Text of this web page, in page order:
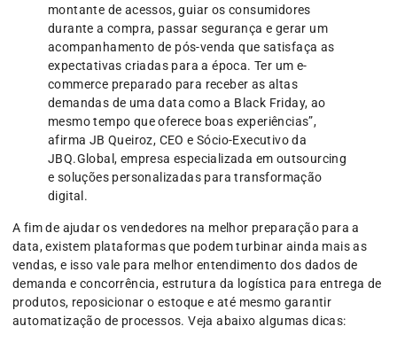
montante de acessos, guiar os consumidores
durante a compra, passar segurança e gerar um
acompanhamento de pós-venda que satisfaça as
expectativas criadas para a época. Ter um e-
commerce preparado para receber as altas
demandas de uma data como a Black Friday, ao
mesmo tempo que oferece boas experiências”,
afirma JB Queiroz, CEO e Sócio-Executivo da
JBQ.Global, empresa especializada em outsourcing
e soluções personalizadas para transformação
digital.
A fim de ajudar os vendedores na melhor preparação para a
data, existem plataformas que podem turbinar ainda mais as
vendas, e isso vale para melhor entendimento dos dados de
demanda e concorrência, estrutura da logística para entrega de
produtos, reposicionar o estoque e até mesmo garantir
automatização de processos. Veja abaixo algumas dicas: